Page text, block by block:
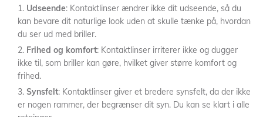
Udseende: Kontaktlinser ændrer ikke dit udseende, så du
kan bevare dit naturlige look uden at skulle tænke på, hvordan
du ser ud med briller.
Frihed og komfort: Kontaktlinser irriterer ikke og dugger
ikke til, som briller kan gøre, hvilket giver større komfort og
frihed.
Synsfelt: Kontaktlinser giver et bredere synsfelt, da der ikke
er nogen rammer, der begrænser dit syn. Du kan se klart i alle